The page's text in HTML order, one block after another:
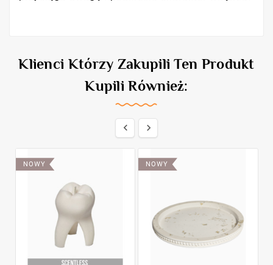
Klienci Którzy Zakupili Ten Produkt
Kupili Również:
 
NOWY NOWY